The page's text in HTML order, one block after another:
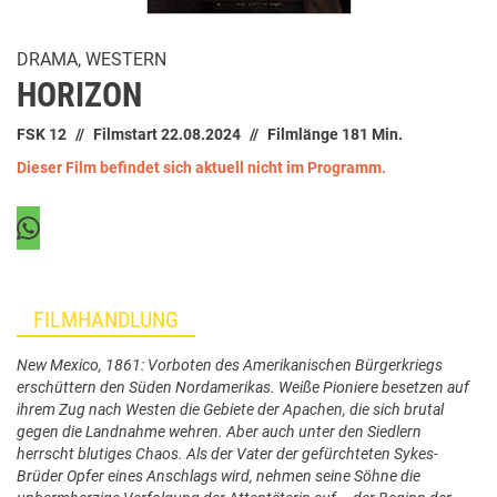
DRAMA, WESTERN
HORIZON
FSK 12 Filmstart 22.08.2024
Filmlänge 181 Min.
Dieser Film befindet sich aktuell nicht im Programm.
FILMHANDLUNG
New Mexico, 1861: Vorboten des Amerikanischen Bürgerkriegs
erschüttern den Süden Nordamerikas. Weiße Pioniere besetzen auf
ihrem Zug nach Westen die Gebiete der Apachen, die sich brutal
gegen die Landnahme wehren. Aber auch unter den Siedlern
herrscht blutiges Chaos. Als der Vater der gefürchteten Sykes-
Brüder Opfer eines Anschlags wird, nehmen seine Söhne die